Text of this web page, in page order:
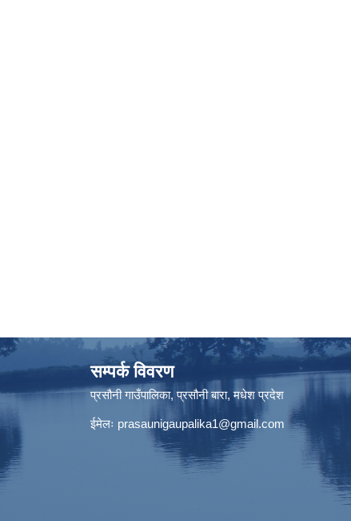
सम्पर्क विवरण
प्रसौनी गाउँपालिका, प्रसौनी बारा, मधेश प्रदेश
ईमेलः prasaunigaupalika1@gmail.com